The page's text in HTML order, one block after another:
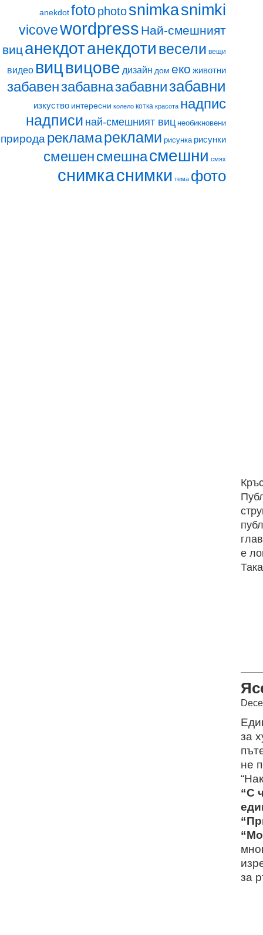
е
за
не
“С
за
anekdotfoto photosnimkasnimki
vicovewordpress Най-смешният
вицанекдотанекдоти весели вещи
видео вицвицове дизайн дом еко животни
забавензабавназабавнизабавни
изкуство интересни колело котка красота надпис
надписи най-смешният виц необикновени
природа рекламареклами рисунка рисунки
смешенсмешнасмешни смях
снимкаснимки тема фото